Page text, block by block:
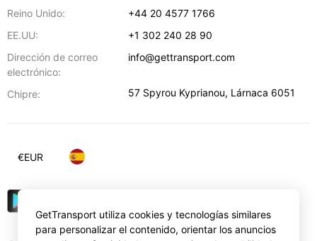
Reino Unido:
+44 20 4577 1766
EE.UU:
+1 302 240 28 90
Dirección de correo
electrónico:
info@gettransport.com
Chipre: 57 Spyrou Kyprianou, Lárnaca 6051
€EUR
GetTransport utiliza cookies y tecnologías similares
para personalizar el contenido, orientar los anuncios